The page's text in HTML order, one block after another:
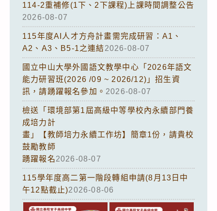
114-2重補修(1下、2下課程)上課時間調整公告
2026-08-07
115年度AI人才方舟計畫需完成研習：A1、
A2、A3、B5-1之連結2026-08-07
國立中山大學外國語文教學中心「2026年語文
能力研習班(2026 /09 ~ 2026/12)」招生資
訊，請踴躍報名參加。 2026-08-07
檢送「環境部第1屆高級中等學校內永續部門養
成培力計
畫」【教師培力永續工作坊】簡章1份，請貴校
鼓勵教師
踴躍報名2026-08-07
115學年度高二第一階段轉組申請(8月13日中
午12點截止)2026-08-06